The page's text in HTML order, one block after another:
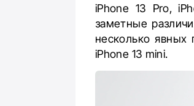
iPhone 13 Pro,
заметные
несколько
iPhone 13 mini.